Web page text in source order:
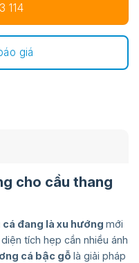
114
giá
cho cầu thang
đang là xu hướng mới
tích hẹp cần nhiều ánh
cá bậc gỗ là giải pháp